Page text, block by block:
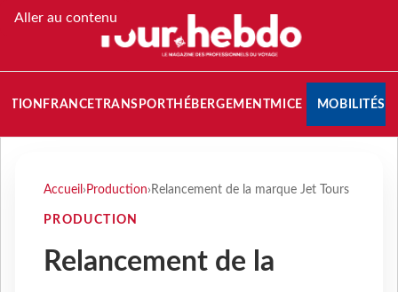
Aller au contenu
FRANCETRANSPORT HÉBERGEMENTMICE MOBILITÉS
Accueil › Production› Relancement de la marque Jet Tours
PRODUCTION
Relancement de la